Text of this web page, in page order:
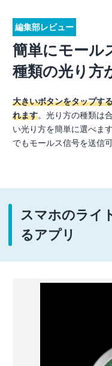
編集部レビュー
簡単にモー
種類の光り方
大きいボタンをタップす
れます。光り方の種類は
い光り方を簡単に選べま
でもモールス信号を送信可
スマホのライ
るアプリ